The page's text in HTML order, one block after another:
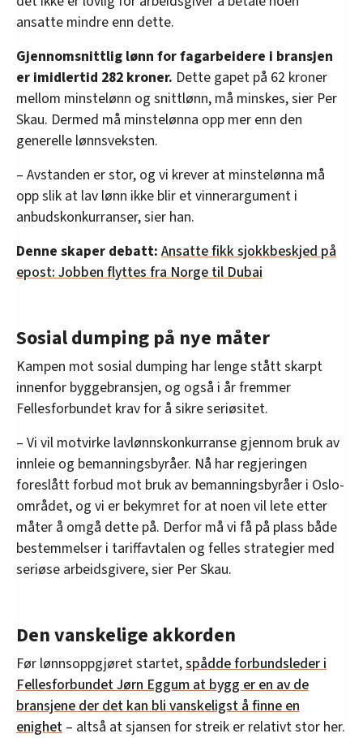
ansatte mindre enn dette.
Gjennomsnittlig lønn for fagarbeidere i bransjen
er imidlertid 282 kroner. Dette gapet på 62 kroner
mellom minstelønn og snittlønn, må minskes, sier Per
Skau. Dermed må minstelønna opp mer enn den
generelle lønnsveksten.
– Avstanden er stor, og vi krever at minstelønna må
opp slik at lav lønn ikke blir et vinnerargument i
anbudskonkurranser, sier han.
Denne skaper debatt: Ansatte fikk sjokkbeskjed på
epost: Jobben flyttes fra Norge til Dubai
Sosial dumping på nye måter
Kampen mot sosial dumping har lenge stått skarpt
innenfor byggebransjen, og også i år fremmer
Fellesforbundet krav for å sikre seriøsitet.
– Vi vil motvirke lavlønnskonkurranse gjennom bruk av
innleie og bemanningsbyråer. Nå har regjeringen
foreslått forbud mot bruk av bemanningsbyråer i Oslo-
området, og vi er bekymret for at noen vil lete etter
måter å omgå dette på. Derfor må vi få på plass både
bestemmelser i tariffavtalen og felles strategier med
seriøse arbeidsgivere, sier Per Skau.
Den vanskelige akkorden
Før lønnsoppgjøret startet,spådde forbundsleder i
Fellesforbundet Jørn Eggum at bygg er en av de
bransjene der det kan bli vanskeligst å finne en
enighet – altså at sjansen for streik er relativt stor her.